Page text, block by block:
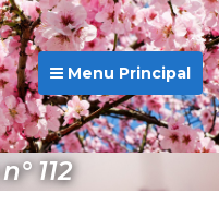
Menu Principal
112